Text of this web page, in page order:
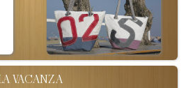
VACANZA